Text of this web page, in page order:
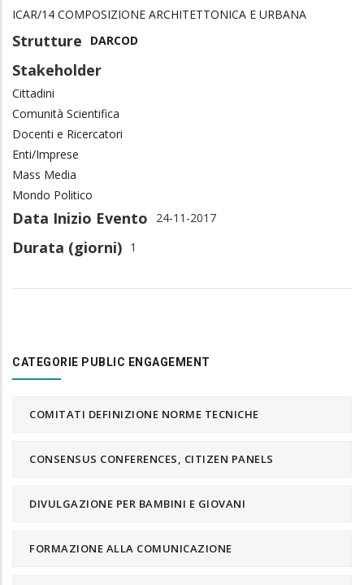
ICAR/14 COMPOSIZIONE ARCHITETTONICA E URBANA
Strutture DARCOD
Stakeholder
Cittadini
Comunità Scientifica
Docenti e Ricercatori
Enti/Imprese
Mass Media
Mondo Politico
Data Inizio Evento 24-11-2017
Durata (giorni) 1
CATEGORIE PUBLIC ENGAGEMENT
COMITATI DEFINIZIONE NORME TECNICHE
CONSENSUS CONFERENCES, CITIZEN PANELS
DIVULGAZIONE PER BAMBINI E GIOVANI
FORMAZIONE ALLA COMUNICAZIONE